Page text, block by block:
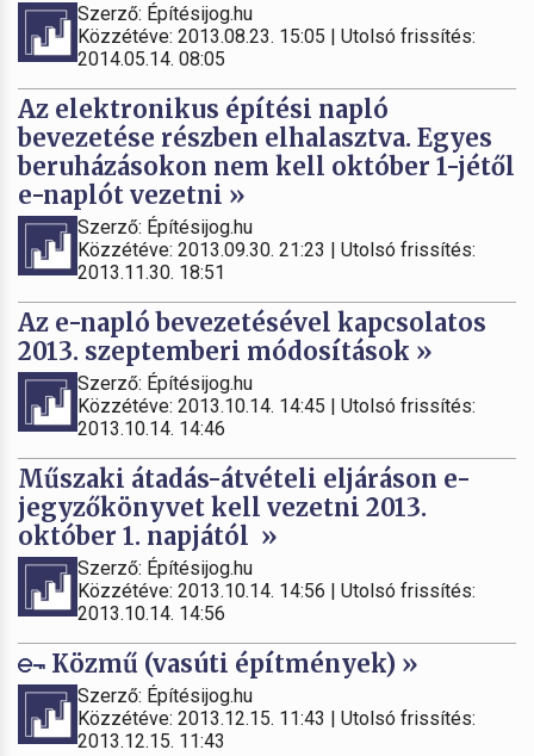
Szerző: Építésijog.hu
Közzétéve: 2013.08.23. 15:05 | Utolsó frissítés:
2014.05.14. 08:05
Az elektronikus építési napló
bevezetése részben elhalasztva. Egyes
beruházásokon nem kell október 1-jétől
e-naplót vezetni »
Szerző: Építésijog.hu
Közzétéve: 2013.09.30. 21:23 | Utolsó frissítés:
2013.11.30. 18:51
Az e-napló bevezetésével kapcsolatos
2013. szeptemberi módosítások »
Szerző: Építésijog.hu
Közzétéve: 2013.10.14. 14:45 | Utolsó frissítés:
2013.10.14. 14:46
Műszaki átadás-átvételi eljáráson e-
jegyzőkönyvet kell vezetni 2013.
október 1. napjától »
Szerző: Építésijog.hu
Közzétéve: 2013.10.14. 14:56 | Utolsó frissítés:
2013.10.14. 14:56
Közmű (vasúti építmények) »
Szerző: Építésijog.hu
Közzétéve: 2013.12.15. 11:43 | Utolsó frissítés:
2013.12.15. 11:43